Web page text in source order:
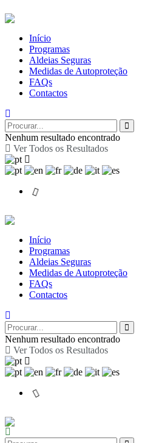
Início
Programas
Aldeias Seguras
Medidas de Autoproteção
FAQs
Contactos
Nenhum resultado encontrado
Ver Todos os Resultados
Início
Programas
Aldeias Seguras
Medidas de Autoproteção
FAQs
Contactos
Nenhum resultado encontrado
Ver Todos os Resultados